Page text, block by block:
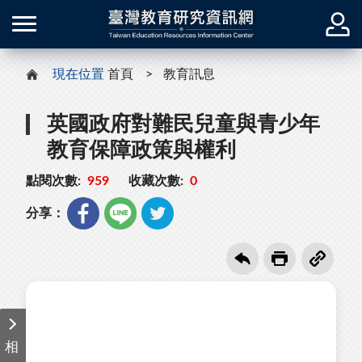
現在位置 首頁 教育訊息
英國政府對難民兒童與青少年
教育保障政策與權利
點閱次數: 959 收藏次數: 0
分享：
相